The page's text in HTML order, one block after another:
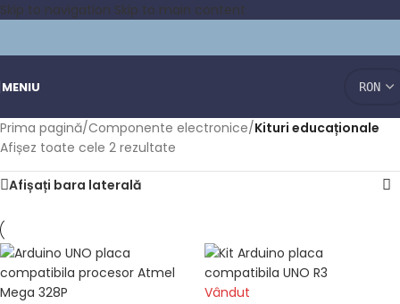
Skip to navigation Skip to main content
MENIU
Prima pagină/Componente electronice/Kituri educaționale
Afișez toate cele 2 rezultate
Afișați bara laterală
Vândut